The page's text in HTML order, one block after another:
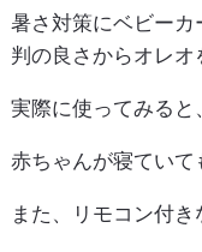
暑さ対策にベビー
判の良さからオレオ
実際に使ってみると
赤ちゃんが寝ていて
また、リモコン付き